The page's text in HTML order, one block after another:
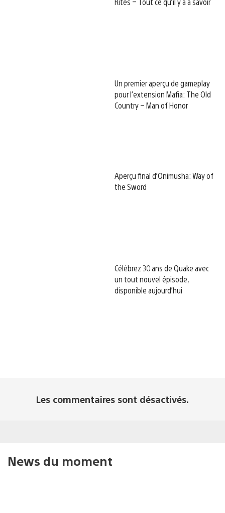
Un premier aperçu de gameplay
pour l’extension Mafia: The Old
Country – Man of Honor
Aperçu final d’Onimusha: Way of
the Sword
Célébrez 30 ans de Quake avec
un tout nouvel épisode,
disponible aujourd’hui
Les commentaires sont désactivés.
News du moment